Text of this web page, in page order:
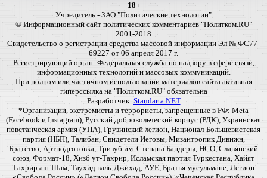
18+
Учредитель - ЗАО "Политические технологии"
© Информационный сайт политических комментариев "Политком.RU"
2001-2018
Свидетельство о регистрации средства массовой информации Эл № ФС77-
69227 от 06 апреля 2017 г.
Регистрирующий орган: Федеральная служба по надзору в сфере связи,
информационных технологий и массовых коммуникаций.
При полном или частичном использовании материалов сайта активная
гиперссылка на "Политком.RU" обязательна
Разработчик: Standarta.NET
*Организации, экстремисты и террористы, запрещенные в РФ: Meta
(Facebook и Instagram), Русский добровольческий корпус (РДК), Украинская
повстанческая армия (УПА), Грузинский легион, Национал-Большевистская
партия (НБП), Талибан, Свидетели Иеговы, Мизантропик Дивижн,
Братство, Артподготовка, Тризуб им. Степана Бандеры, НСО, Славянский
союз, Формат-18, Хизб ут-Тахрир, Исламская партия Туркестана, Хайят
Тахрир аш-Шам, Таухид валь-Джихад, АУЕ, Братья мусульмане, Легион